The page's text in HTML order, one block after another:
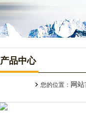
产品中心
您的位置： 网